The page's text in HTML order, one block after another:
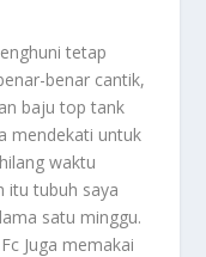
tetap
benar cantik,
baju top tank
mendekati untuk
waktu
itu tubuh saya
satu minggu.
Juga memakai